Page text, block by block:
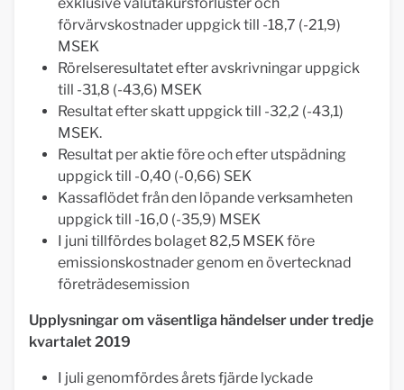
förvärvskostnader uppgick till -18,7 (-21,9)
MSEK
Rörelseresultatet efter avskrivningar uppgick
till -31,8 (-43,6) MSEK
Resultat efter skatt uppgick till -32,2 (-43,1)
MSEK.
Resultat per aktie före och efter utspädning
uppgick till -0,40 (-0,66) SEK
Kassaflödet från den löpande verksamheten
uppgick till -16,0 (-35,9) MSEK
I juni tillfördes bolaget 82,5 MSEK före
emissionskostnader genom en övertecknad
företrädesemission
Upplysningar om väsentliga händelser under tredje
kvartalet 2019
I juli genomfördes årets fjärde lyckade